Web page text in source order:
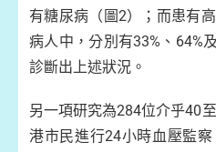
有糖尿病（圖2）；而患有
病人中，分別有33%、64%
診斷出上述狀況。
另一項研究為284位介乎40
港市民進行24小時血壓監